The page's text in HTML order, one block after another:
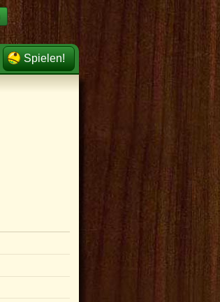
Spielen!